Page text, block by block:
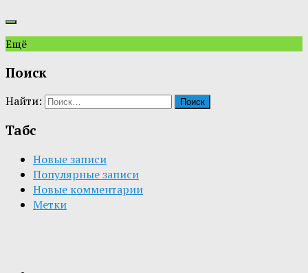
Ещё
Поиск
Найти:
Табс
Новые записи
Популярные записи
Новые комментарии
Метки